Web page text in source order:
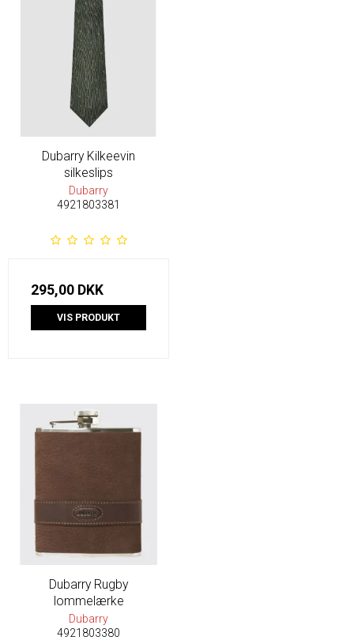
Dubarry Kilkeevin
silkeslips
Dubarry
4921803381
295,00 DKK
VIS PRODUKT
Dubarry Rugby
lommelærke
Dubarry
4921803380